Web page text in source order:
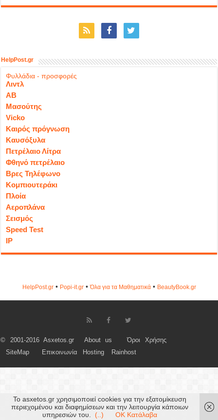
HelpPost.gr
Φυλλάδια - προσφορές
Λιντλ
ΑΒ
Μασούτης
Vicko
Καιρός πρόγνωση
Καυσόξυλα
Πετρέλαιο Λίτρα
Φθηνό πετρέλαιο
Βρες Τηλέφωνο
Κομπιουτεράκι
Πλοία
Αεροπλάνα
Σεισμός
Speed Test
IP
HelpPost.gr• Popi-it.gr•Όλα για τα Μαθηματικά• ΒeautyΒook.gr
© 2001-2016 Asxetos.gr About us
Όροι Χρήσης
SiteMap
Επικοινωνία Hosting Rainhost
Το asxetos.gr χρησιμοποιεί cookies για την εξατομίκευση
περιεχομένου και διαφημίσεων και την λειτουργία κάποιων
υπηρεσιών του.
(..) OK Κατάλαβα